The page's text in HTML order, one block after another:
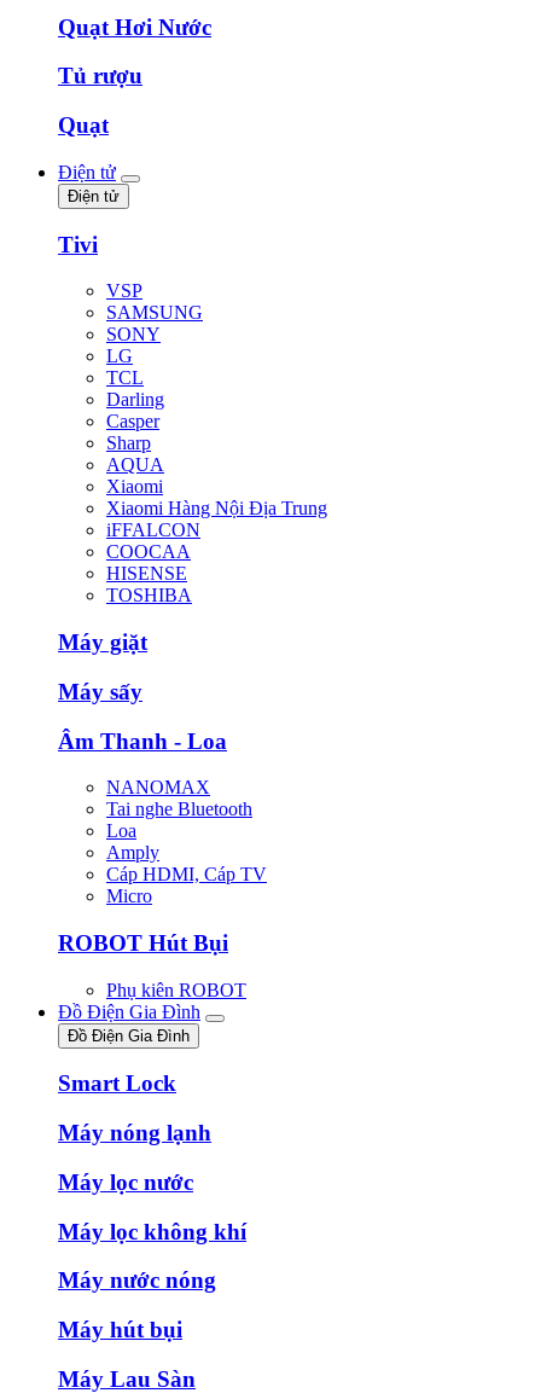
Quạt Hơi Nước
Tủ rượu
Quạt
Điện tử
Điện tử
Tivi
VSP
SAMSUNG
SONY
LG
TCL
Darling
Casper
Sharp
AQUA
Xiaomi
Xiaomi Hàng Nội Địa Trung
iFFALCON
COOCAA
HISENSE
TOSHIBA
Máy giặt
Máy sấy
Âm Thanh - Loa
NANOMAX
Tai nghe Bluetooth
Loa
Amply
Cáp HDMI, Cáp TV
Micro
ROBOT Hút Bụi
Phụ kiên ROBOT
Đồ Điện Gia Đình
Đồ Điện Gia Đình
Smart Lock
Máy nóng lạnh
Máy lọc nước
Máy lọc không khí
Máy nước nóng
Máy hút bụi
Máy Lau Sàn